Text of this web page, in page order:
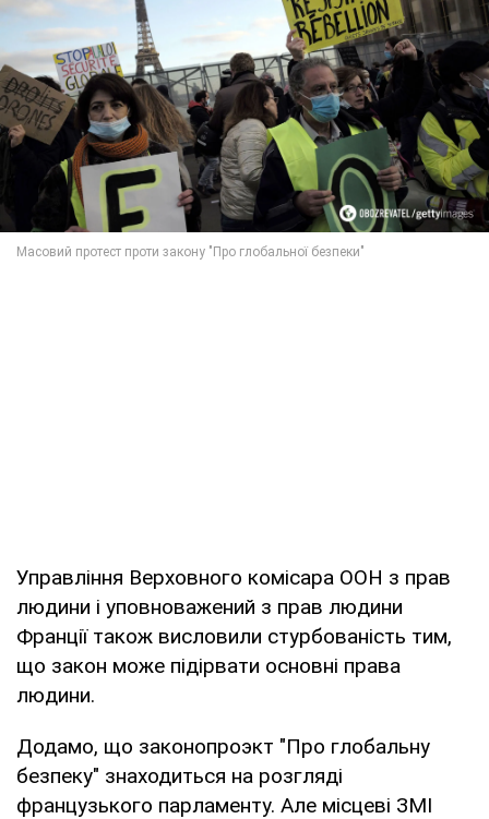
Управління Верховного комісара ООН з прав
людини і уповноважений з прав людини
Франції також висловили стурбованість тим,
що закон може підірвати основні права
людини.
Додамо, що законопроэкт "Про глобальну
безпеку" знаходиться на розгляді
французького парламенту. Але місцеві ЗМІ